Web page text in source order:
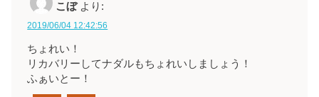
こぼ より:
2019/06/04 12:42:56
ちょれい！
リカバリーしてナダルもちょれいしましょう！
ふぁいとー！